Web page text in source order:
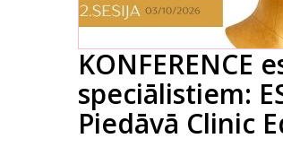
speciālistiem:
Piedāvā Clinic